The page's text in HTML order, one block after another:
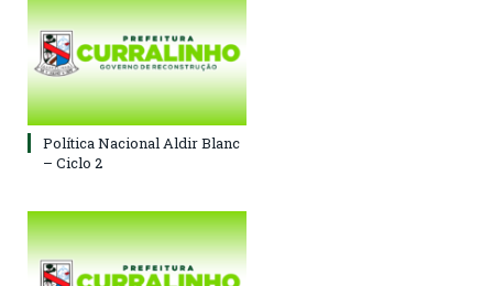
Política Nacional Aldir Blanc
– Ciclo 2